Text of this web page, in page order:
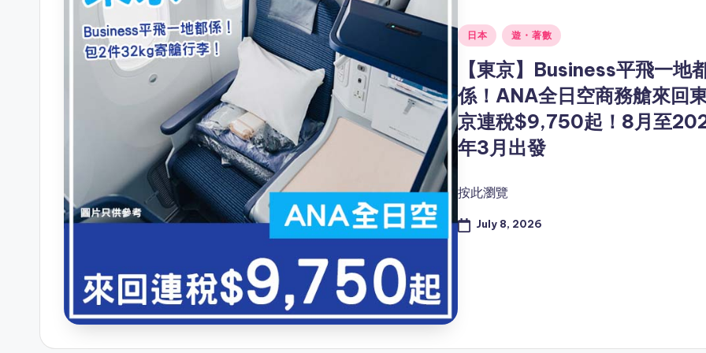
Posted
日本 遊・著數
【東京】Business平飛一地
係！ANA全日空商務艙來回
京連稅$9,750起！8月至
年3月出發
按此瀏覽
July 8, 2026